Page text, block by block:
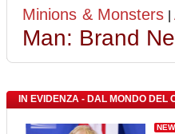
Minions & Monsters
Man: Brand
IN EVIDENZA - DAL MONDO DEL